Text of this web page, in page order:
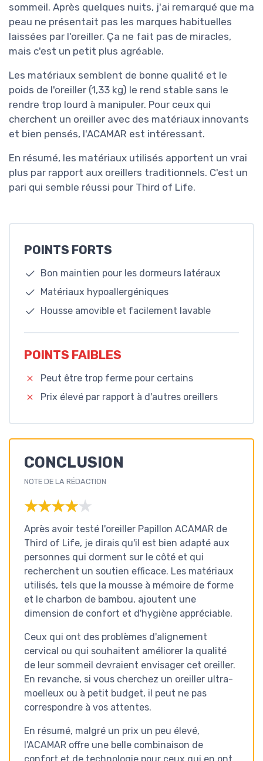
sommeil. Après quelques nuits, j'ai remarqué que ma
peau ne présentait pas les marques habituelles
laissées par l'oreiller. Ça ne fait pas de miracles,
mais c'est un petit plus agréable.
Les matériaux semblent de bonne qualité et le
poids de l'oreiller (1,33 kg) le rend stable sans le
rendre trop lourd à manipuler. Pour ceux qui
cherchent un oreiller avec des matériaux innovants
et bien pensés, l'ACAMAR est intéressant.
En résumé, les matériaux utilisés apportent un vrai
plus par rapport aux oreillers traditionnels. C'est un
pari qui semble réussi pour Third of Life.
POINTS FORTS
Bon maintien pour les dormeurs latéraux
Matériaux hypoallergéniques
Housse amovible et facilement lavable
POINTS FAIBLES
Peut être trop ferme pour certains
Prix élevé par rapport à d'autres oreillers
CONCLUSION
NOTE DE LA RÉDACTION
★★★★★
★★★★★
Après avoir testé l'oreiller Papillon ACAMAR de
Third of Life, je dirais qu'il est bien adapté aux
personnes qui dorment sur le côté et qui
recherchent un soutien efficace. Les matériaux
utilisés, tels que la mousse à mémoire de forme
et le charbon de bambou, ajoutent une
dimension de confort et d'hygiène appréciable.
Ceux qui ont des problèmes d'alignement
cervical ou qui souhaitent améliorer la qualité
de leur sommeil devraient envisager cet oreiller.
En revanche, si vous cherchez un oreiller ultra-
moelleux ou à petit budget, il peut ne pas
correspondre à vos attentes.
En résumé, malgré un prix un peu élevé,
l'ACAMAR offre une belle combinaison de